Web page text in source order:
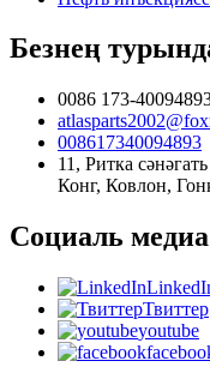
Безнең
0086 173-
008617340094893
11, Ритка
Конг, Ковлон,
Социаль медиа
Твиттер
youtube